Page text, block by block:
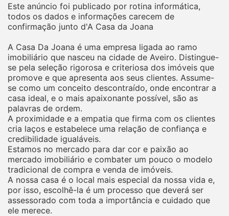
Este anúncio foi publicado por rotina informática,
todos os dados e informações carecem de
confirmação junto d'A Casa da Joana
A Casa Da Joana é uma empresa ligada ao ramo
imobiliário que nasceu na cidade de Aveiro. Distingue-
se pela seleção rigorosa e criteriosa dos imóveis que
promove e que apresenta aos seus clientes. Assume-
se como um conceito descontraído, onde encontrar a
casa ideal, e o mais apaixonante possível, são as
palavras de ordem.
A proximidade e a empatia que firma com os clientes
cria laços e estabelece uma relação de confiança e
credibilidade igualáveis.
Estamos no mercado para dar cor e paixão ao
mercado imobiliário e combater um pouco o modelo
tradicional de compra e venda de imóveis.
A nossa casa é o local mais especial da nossa vida e,
por isso, escolhê-la é um processo que deverá ser
assessorado com toda a importância e cuidado que
ele merece.